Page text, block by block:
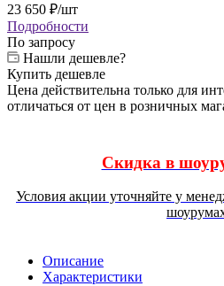
23 650 ₽/шт
Подробности
По запросу
Нашли дешевле?
Купить дешевле
Цена действительна только для
отличаться от цен в розничных
Скидка в
Условия акции уточняйте у
Описание
Характеристики